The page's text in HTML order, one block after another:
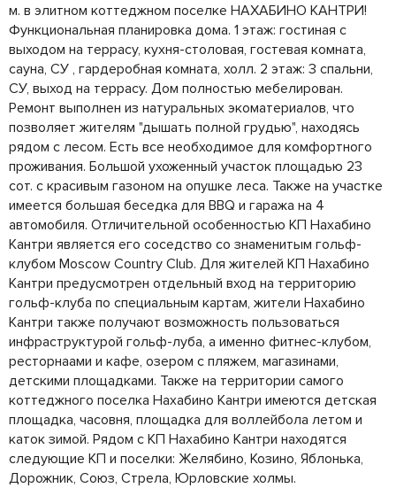
м. в элитном коттеджном поселке НАХАБИНО КАНТРИ!
Функциональная планировка дома. 1 этаж: гостиная с
выходом на террасу, кухня-столовая, гостевая комната,
сауна, СУ , гардеробная комната, холл. 2 этаж: 3 спальни,
СУ, выход на террасу. Дом полностью мебелирован.
Ремонт выполнен из натуральных экоматериалов, что
позволяет жителям "дышать полной грудью", находясь
рядом с лесом. Есть все необходимое для комфортного
проживания. Большой ухоженный участок площадью 23
сот. с красивым газоном на опушке леса. Также на участке
имеется большая беседка для BBQ и гаража на 4
автомобиля. Отличительной особенностью КП Нахабино
Кантри является его соседство со знаменитым гольф-
клубом Moscow Country Club. Для жителей КП Нахабино
Кантри предусмотрен отдельный вход на территорию
гольф-клуба по специальным картам, жители Нахабино
Кантри также получают возможность пользоваться
инфраструктурой гольф-луба, а именно фитнес-клубом,
ресторнаами и кафе, озером с пляжем, магазинами,
детскими площадками. Также на территории самого
коттеджного поселка Нахабино Кантри имеются детская
площадка, часовня, площадка для воллейбола летом и
каток зимой. Рядом с КП Нахабино Кантри находятся
следующие КП и поселки: Желябино, Козино, Яблонька,
Дорожник, Союз, Стрела, Юрловские холмы.